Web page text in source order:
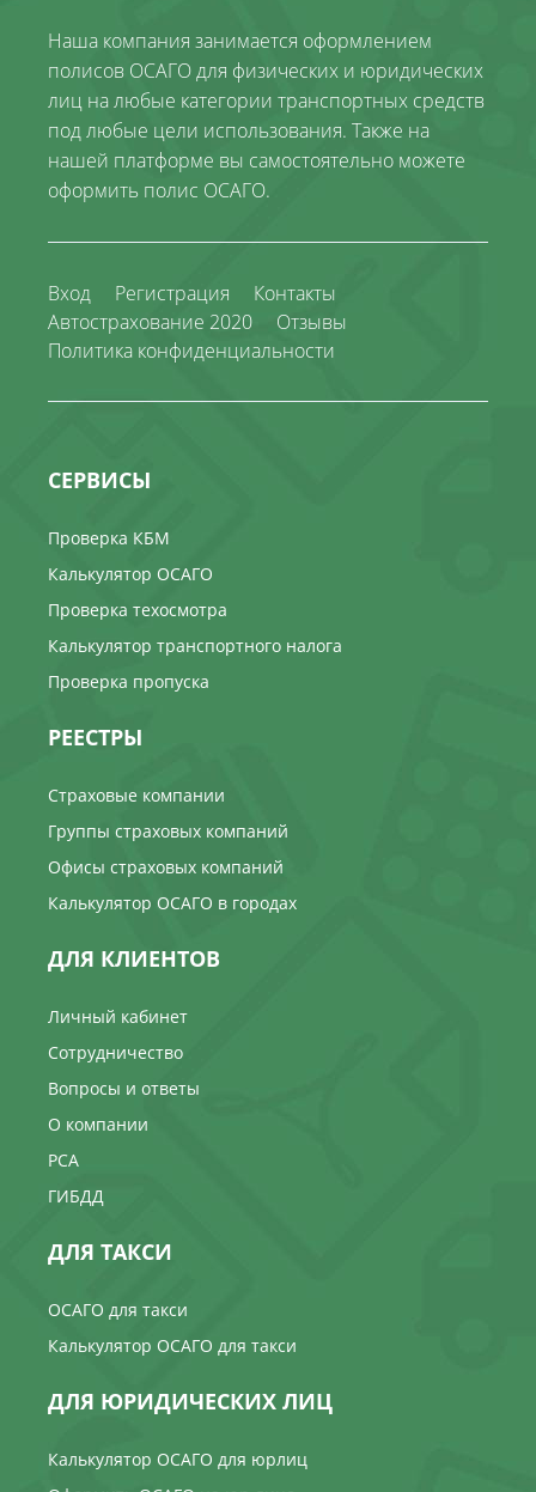
Наша компания занимается оформлением
полисов ОСАГО для физических и юридических
лиц на любые категории транспортных средств
под любые цели использования. Также на
нашей платформе вы самостоятельно можете
оформить полис ОСАГО.
Вход Регистрация
Контакты
Автострахование 2020
Отзывы
Политика конфиденциальности
СЕРВИСЫ
Проверка КБМ
Калькулятор ОСАГО
Проверка техосмотра
Калькулятор транспортного налога
Проверка пропуска
РЕЕСТРЫ
Страховые компании
Группы страховых компаний
Офисы страховых компаний
Калькулятор ОСАГО в городах
ДЛЯ КЛИЕНТОВ
Личный кабинет
Сотрудничество
Вопросы и ответы
О компании
РСА
ГИБДД
ДЛЯ ТАКСИ
ОСАГО для такси
Калькулятор ОСАГО для такси
ДЛЯ ЮРИДИЧЕСКИХ ЛИЦ
Калькулятор ОСАГО для юрлиц